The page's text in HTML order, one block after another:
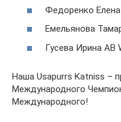
Федоренко Елена
Емельянова
Гусева Ирина AB
Наша Usapurrs Katniss –
Международного
Международного!